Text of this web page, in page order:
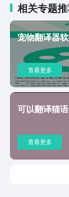
相关专题
宠物翻译器
查看更多
可以翻译猫
查看更多